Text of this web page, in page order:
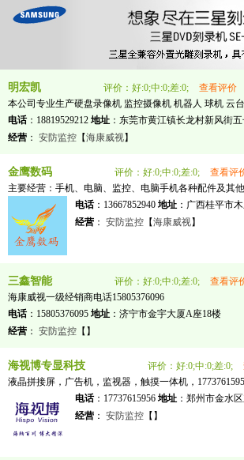
明宏凯 评价：好:0;中:0;差:0; 查看评价
本公司专业生产硬盘录像机 监控摄像机 机器人 球机 云
电话：18819529212 地址 ：东莞市黄江镇长龙村新风街
经营 ： 安防监控 【海康威视】
金鹰数码 评价：好:0;中:0;差:0; 查看评
主要经营：手机、电脑、监控、电脑手机各种配件及其
电话：13667852940 地址 ：广西桂平市
经营 ： 安防监控 【海康威视】
三鑫智能 评价：好:0;中:0;差:0; 查看评
海康威视一级经销商电话15805376096
电话：15805376095 地址 ：济宁市金宇大厦A座18楼
经营 ： 安防监控 【 】
海视博专显科技 评价：好:0;中:0;差:0;
液晶拼接屏，广告机，监视器，触摸一体机，
电话：17737615956 地址 ：郑州市金水
经营 ： 安防监控 【 】